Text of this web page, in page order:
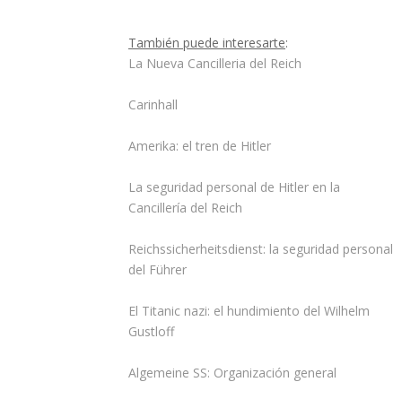
También puede interesarte:
La Nueva Cancilleria del Reich
Carinhall
Amerika: el tren de Hitler
L a seguridad personal de Hitler en la
Cancillería del Reich
Reichssicherheitsdienst: la seguridad personal
del Führer
El Titanic nazi: el hundimiento delWilhelm
Gustloff
Algemeine SS: Organización general